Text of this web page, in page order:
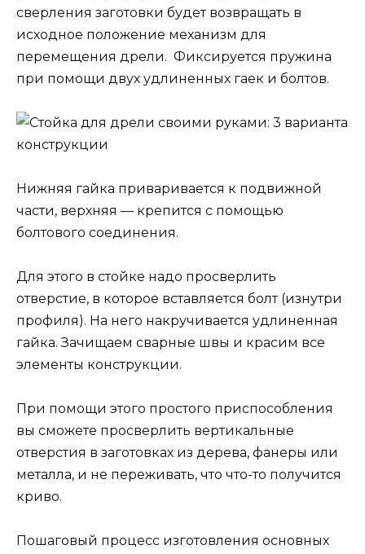
сверления заготовки будет возвращать в
исходное положение механизм для
перемещения дрели. Фиксируется пружина
при помощи двух удлиненных гаек и болтов.
Нижняя гайка приваривается к подвижной
части, верхняя — крепится с помощью
болтового соединения.
Для этого в стойке надо просверлить
отверстие, в которое вставляется болт (изнутри
профиля). На него накручивается удлиненная
гайка. Зачищаем сварные швы и красим все
элементы конструкции.
При помощи этого простого приспособления
вы сможете просверлить вертикальные
отверстия в заготовках из дерева, фанеры или
металла, и не переживать, что что-то получится
криво.
Пошаговый процесс изготовления основных